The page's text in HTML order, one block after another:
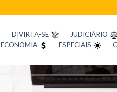
DIVIRTA-SE
JUDICIÁRIO
ECONOMIA ESPECIAIS